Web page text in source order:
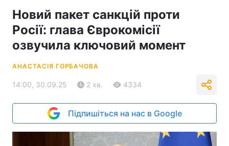
Новий пакет санкцій проти
Росії: глава Єврокомісії
озвучила ключовий момент
АНАСТАСІЯ ГОРБАЧОВА
14:00, 30.09.25 2 хв. 4334
Підпишіться на нас в Google